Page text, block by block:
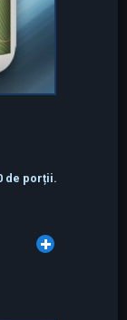
de porții.